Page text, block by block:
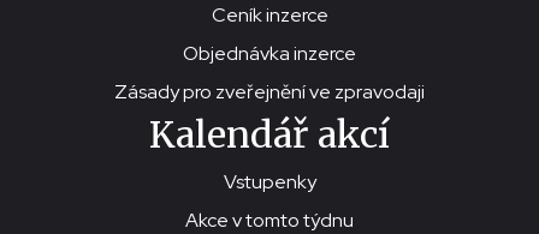
Ceník inzerce
Objednávka inzerce
Zásady pro zveřejnění ve zpravodaji
Kalendář akcí
Vstupenky
Akce v tomto týdnu